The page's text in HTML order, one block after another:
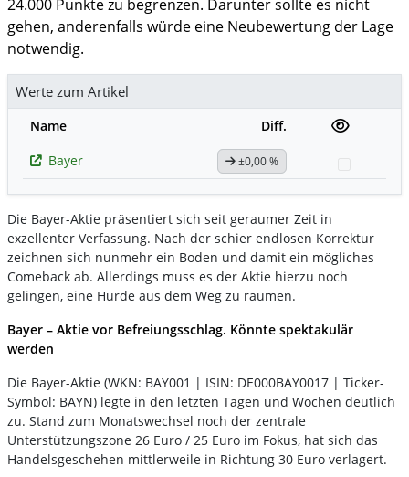
24.000 Punkte zu begrenzen. Darunter sollte es nicht
gehen, anderenfalls würde eine Neubewertung der Lage
notwendig.
Werte zum Artikel
Name
Diff.
Bayer
±0,00 %
Die Bayer-Aktie präsentiert sich seit geraumer Zeit in
exzellenter Verfassung. Nach der schier endlosen Korrektur
zeichnen sich nunmehr ein Boden und damit ein mögliches
Comeback ab. Allerdings muss es der Aktie hierzu noch
gelingen, eine Hürde aus dem Weg zu räumen.
Bayer – Aktie vor Befreiungsschlag. Könnte spektakulär
werden
Die Bayer-Aktie (WKN: BAY001 | ISIN: DE000BAY0017 | Ticker-
Symbol: BAYN) legte in den letzten Tagen und Wochen deutlich
zu. Stand zum Monatswechsel noch der zentrale
Unterstützungszone 26 Euro / 25 Euro im Fokus, hat sich das
Handelsgeschehen mittlerweile in Richtung 30 Euro verlagert.